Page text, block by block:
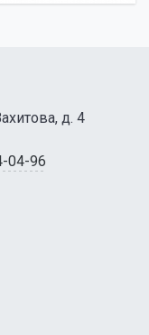
д. 4
04-96